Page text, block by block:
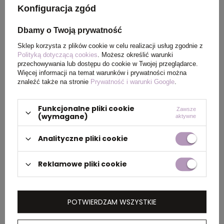
Kraj
pochodzenia
Rozmiar
produktu
0,7 x 14 cm
Waga
produktu
(kg)
Ilość szt. w
dużym
opakowaniu
60
Konfiguracja zgód
Dbamy o Twoją prywatność
Sklep korzysta z plików cookie w celu realizacji usług zgodnie z
Polityką dotyczącą cookies. Możesz określić warunki
przechowywania lub dostępu do cookie w Twojej przeglądarce.
Więcej informacji na temat warunków i prywatności można
znaleźć także na stronie Prywatność i warunki Google.
Funkcjonalne pliki cookie
(wymagane)
Zawsze
aktywne
Analityczne pliki cookie
Reklamowe pliki cookie
POTWIERDZAM WSZYSTKIE